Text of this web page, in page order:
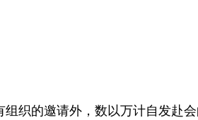
织的邀请外，数以万计自发赴